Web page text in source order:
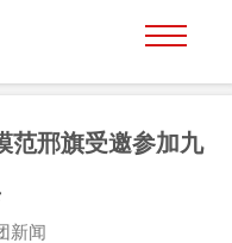
范邢旗受邀参加九
新闻